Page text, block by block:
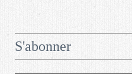
S'abonner